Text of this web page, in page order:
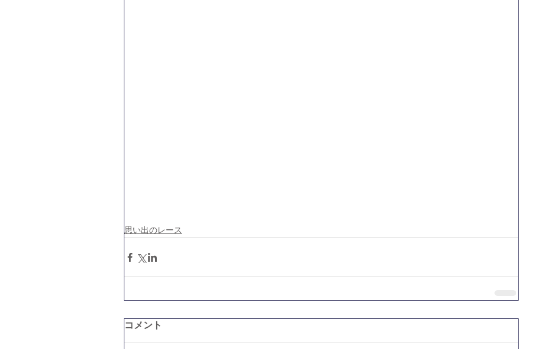
思い出のレース
コメント